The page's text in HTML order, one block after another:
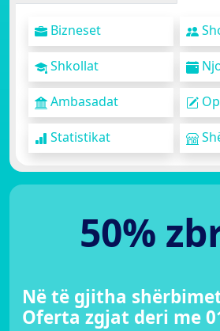
Bizneset
Shkollat
Ambasadat
Statistikat
50%
Në të gjitha
Oferta zgjat deri me